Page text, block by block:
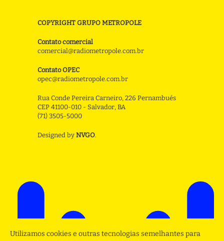
COPYRIGHT GRUPO METROPOLE
Contato comercial
comercial@radiometropole.com.br
Contato OPEC
opec@radiometropole.com.br
Rua Conde Pereira Carneiro, 226 Pernambués
CEP 41100-010 - Salvador, BA
(71) 3505-5000
Designed by NVGO.
Utilizamos cookies e outras tecnologias semelhantes para